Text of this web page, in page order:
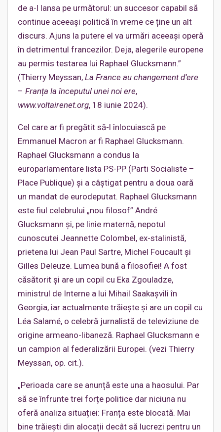
de a-l lansa pe următorul: un succesor capabil să
continue aceeași politică în vreme ce ține un alt
discurs. Ajuns la putere el va urmări aceeași operă
în detrimentul francezilor. Deja, alegerile europene
au permis testarea lui Raphael Glucksmann.”
(Thierry Meyssan, La France au changement d’ere
– Franța la începutul unei noi ere,
www.voltairenet.org, 18 iunie 2024).
Cel care ar fi pregătit să-l înlocuiască pe
Emmanuel Macron ar fi Raphael Glucksmann.
Raphael Glucksmann a condus la
europarlamentare lista PS-PP (Parti Socialiste –
Place Publique) și a câștigat pentru a doua oară
un mandat de eurodeputat. Raphael Glucksmann
este fiul celebrului „nou filosof” André
Glucksmann și, pe linie maternă, nepotul
cunoscutei Jeannette Colombel, ex-stalinistă,
prietena lui Jean Paul Sartre, Michel Foucault și
Gilles Deleuze. Lumea bună a filosofiei! A fost
căsătorit și are un copil cu Eka Zgouladze,
ministrul de Interne a lui Mihail Saakașvili în
Georgia, iar actualmente trăiește și are un copil cu
Léa Salamé, o celebră jurnalistă de televiziune de
origine armeano-libaneză. Raphael Glucksmann e
un campion al federalizării Europei. (vezi Thierry
Meyssan, op. cit.).
„Perioada care se anunță este una a haosului. Par
să se înfrunte trei forțe politice dar niciuna nu
oferă analiza situației: Franța este blocată. Mai
bine trăiești din alocații decât să lucrezi pentru un